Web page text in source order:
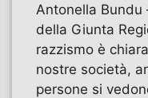
Antonella
della Giunta
razzismo è
nostre società,
persone si